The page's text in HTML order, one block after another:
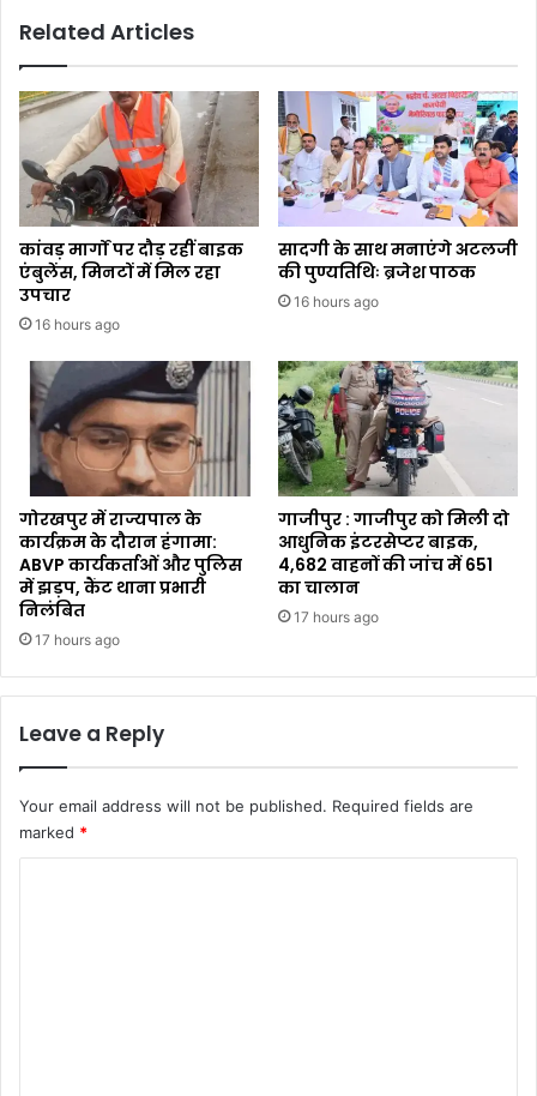
Related Articles
कांवड़ मार्गों पर दौड़ रहीं बाइक
एंबुलेंस, मिनटों में मिल रहा
उपचार
16 hours ago
सादगी के साथ मनाएंगे अटलजी
की पुण्यतिथिः ब्रजेश पाठक
16 hours ago
गोरखपुर में राज्यपाल के
कार्यक्रम के दौरान हंगामा:
ABVP कार्यकर्ताओं और पुलिस
में झड़प, कैंट थाना प्रभारी
निलंबित
17 hours ago
गाजीपुर : गाजीपुर को मिली दो
आधुनिक इंटरसेप्टर बाइक,
4,682 वाहनों की जांच में 651
का चालान
17 hours ago
Leave a Reply
Your email address will not be published. Required fields are
marked *